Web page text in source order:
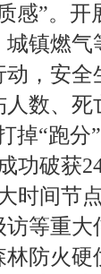
感”。开
城镇燃气
动，安全
人数、死
掉“跑分
功破获
时间节
访等重大
防火硬